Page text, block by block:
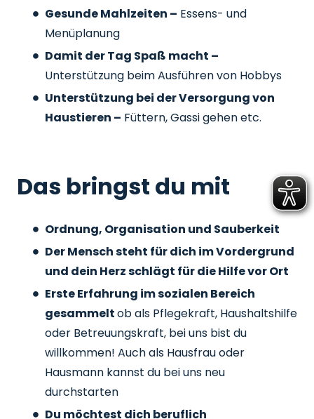
Gesunde Mahlzeiten – Essens- und
Menüplanung
Damit der Tag Spaß macht –
Unterstützung beim Ausführen von Hobbys
Unterstützung bei der Versorgung von
Haustieren – Füttern, Gassi gehen etc.
Das bringst du mit
Ordnung, Organisation und Sauberkeit
Der Mensch steht für dich im Vordergrund
und dein Herz schlägt für die Hilfe vor Ort
Erste Erfahrung im sozialen Bereich
gesammeltob als Pflegekraft, Haushaltshilfe
oder Betreuungskraft, bei uns bist du
willkommen! Auch als Hausfrau oder
Hausmann kannst du bei uns neu
durchstarten
Du möchtest dich beruflich